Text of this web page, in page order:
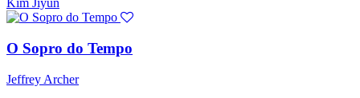
Kim Jiyun
O Sopro do Tempo
Jeffrey Archer